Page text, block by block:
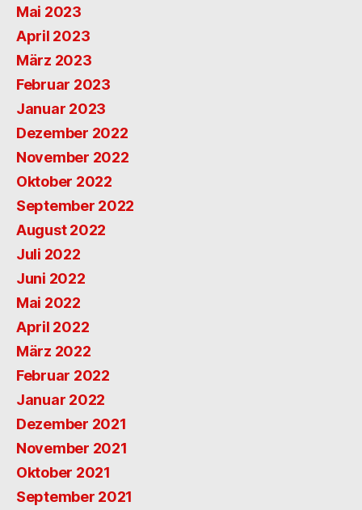
Mai 2023
April 2023
März 2023
Februar 2023
Januar 2023
Dezember 2022
November 2022
Oktober 2022
September 2022
August 2022
Juli 2022
Juni 2022
Mai 2022
April 2022
März 2022
Februar 2022
Januar 2022
Dezember 2021
November 2021
Oktober 2021
September 2021